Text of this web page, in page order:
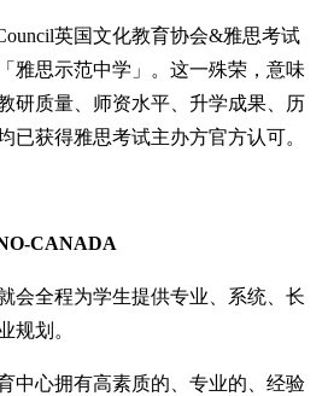
英国文化教育协会&雅思考试
雅思示范中学」。这一殊荣，意味
研质量、师资水平、升学成果、历
已获得雅思考试主办方官方认可。
CANADA
全程为学生提供专业、系统、长
规划。
心拥有高素质的、专业的、经验